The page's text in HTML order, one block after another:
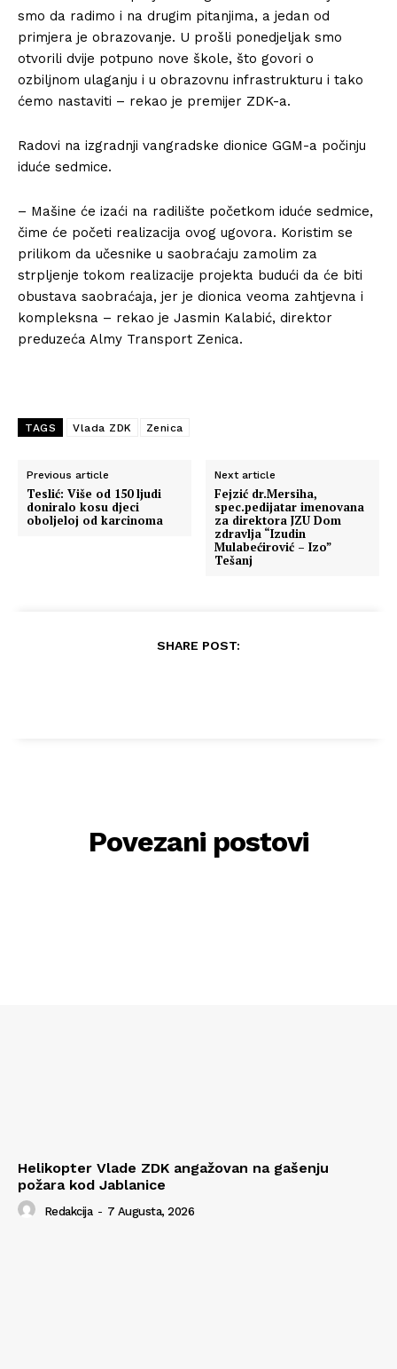
smo da radimo i na drugim pitanjima, a jedan od
primjera je obrazovanje. U prošli ponedjeljak smo
otvorili dvije potpuno nove škole, što govori o
ozbiljnom ulaganju i u obrazovnu infrastrukturu i tako
ćemo nastaviti – rekao je premijer ZDK-a.
Radovi na izgradnji vangradske dionice GGM-a počinju
iduće sedmice.
– Mašine će izaći na radilište početkom iduće sedmice,
čime će početi realizacija ovog ugovora. Koristim se
prilikom da učesnike u saobraćaju zamolim za
strpljenje tokom realizacije projekta budući da će biti
obustava saobraćaja, jer je dionica veoma zahtjevna i
kompleksna – rekao je Jasmin Kalabić, direktor
preduzeća Almy Transport Zenica.
TAGS Vlada ZDK Zenica
Previous article
Teslić: Više od 150 ljudi
doniralo kosu djeci
oboljeloj od karcinoma
Next article
Fejzić dr.Mersiha,
spec.pedijatar imenovana
za direktora JZU Dom
zdravlja “Izudin
Mulabećirović – Izo”
Tešanj
SHARE POST:
Povezani postovi
Helikopter Vlade ZDK angažovan na gašenju
požara kod Jablanice
Redakcija - 7 Augusta, 2026